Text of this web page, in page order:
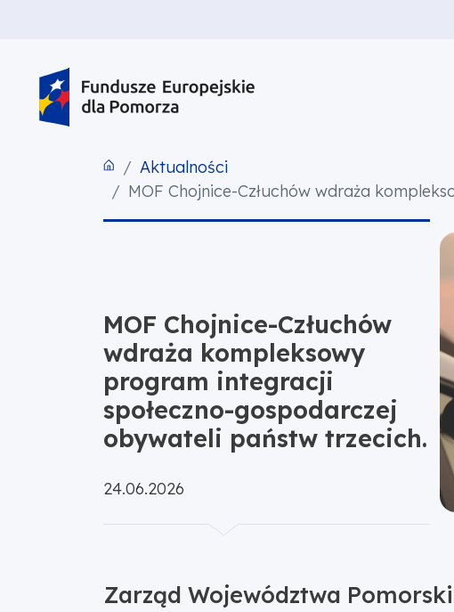
Aktualności
MOF Chojnice-Człuchów wdraża
MOF Chojnice-Człuchów
wdraża kompleksowy
program integracji
społeczno-gospodarczej
obywateli państw trzecich.
Opublikowano:
24.06.2026
Zarząd Województwa